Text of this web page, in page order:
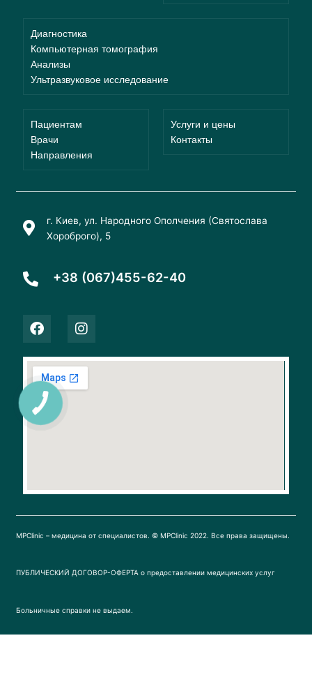
Диагностика
Компьютерная томография
Анализы
Ультразвуковое исследование
Пациентам
Врачи
Направления
Услуги и цены
Контакты
г. Киев, ул. Народного Ополчения (Святослава
Хороброго), 5
+38 (067)455-62-40
F
a
e
b
o
o
k
I
n
t
g
MPClinic – медицина от специалистов. © MPClinic 2022. Все права защищены.
ПУБЛИЧЕСКИЙ ДОГОВОР-ОФЕРТА о предоставлении медицинских услуг
Больничные справки не выдаем.